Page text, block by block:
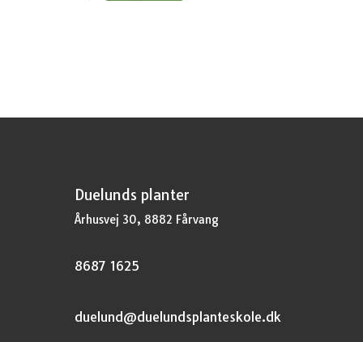
Duelunds planter
Århusvej 30, 8882 Fårvang
8687 1625
duelund@duelundsplanteskole.dk